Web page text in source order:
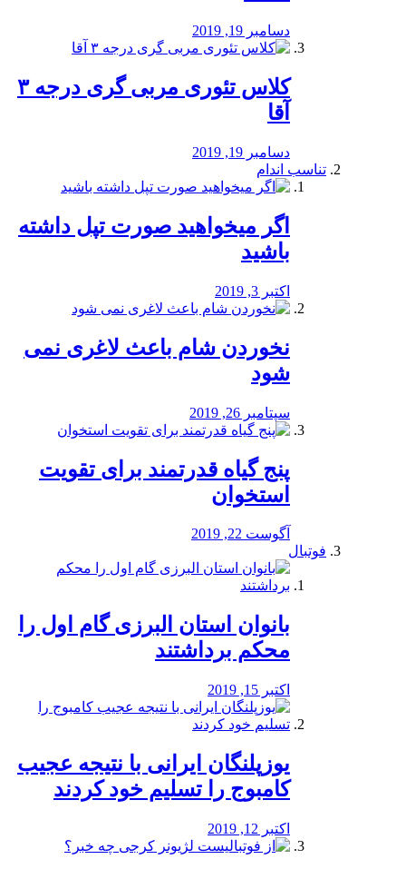
دسامبر 19, 2019
کلاس تئوری مربی گری درجه ۳
آقا
دسامبر 19, 2019
تناسب اندام
اگر میخواهید صورت تپل داشته
باشید
اکتبر 3, 2019
نخوردن شام باعث لاغری نمی
‌شود
سپتامبر 26, 2019
پنج گیاه قدرتمند برای تقویت
استخوان
آگوست 22, 2019
فوتبال
بانوان استان البرزی گام اول را
محكم برداشتند
اکتبر 15, 2019
یوزپلنگان ایرانی با نتیجه عجیب
کامبوج را تسلیم خود کردند
اکتبر 12, 2019